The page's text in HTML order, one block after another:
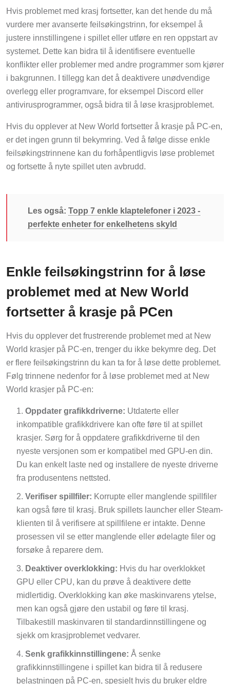
Hvis problemet med krasj fortsetter, kan det hende du må
vurdere mer avanserte feilsøkingstrinn, for eksempel å
justere innstillingene i spillet eller utføre en ren oppstart av
systemet. Dette kan bidra til å identifisere eventuelle
konflikter eller problemer med andre programmer som kjører
i bakgrunnen. I tillegg kan det å deaktivere unødvendige
overlegg eller programvare, for eksempel Discord eller
antivirusprogrammer, også bidra til å løse krasjproblemet.
Hvis du opplever at New World fortsetter å krasje på PC-en,
er det ingen grunn til bekymring. Ved å følge disse enkle
feilsøkingstrinnene kan du forhåpentligvis løse problemet
og fortsette å nyte spillet uten avbrudd.
Les også: Topp 7 enkle klaptelefoner i 2023 -
perfekte enheter for enkelhetens skyld
Enkle feilsøkingstrinn for å løse
problemet med at New World
fortsetter å krasje på PCen
Hvis du opplever det frustrerende problemet med at New
World krasjer på PC-en, trenger du ikke bekymre deg. Det
er flere feilsøkingstrinn du kan ta for å løse dette problemet.
Følg trinnene nedenfor for å løse problemet med at New
World krasjer på PC-en:
Oppdater grafikkdriverne: Utdaterte eller
inkompatible grafikkdrivere kan ofte føre til at spillet
krasjer. Sørg for å oppdatere grafikkdriverne til den
nyeste versjonen som er kompatibel med GPU-en din.
Du kan enkelt laste ned og installere de nyeste driverne
fra produsentens nettsted.
Verifiser spillfiler: Korrupte eller manglende spillfiler
kan også føre til krasj. Bruk spillets launcher eller Steam-
klienten til å verifisere at spillfilene er intakte. Denne
prosessen vil se etter manglende eller ødelagte filer og
forsøke å reparere dem.
Deaktiver overklokking: Hvis du har overklokket
GPU eller CPU, kan du prøve å deaktivere dette
midlertidig. Overklokking kan øke maskinvarens ytelse,
men kan også gjøre den ustabil og føre til krasj.
Tilbakestill maskinvaren til standardinnstillingene og
sjekk om krasjproblemet vedvarer.
Senk grafikkinnstillingene: Å senke
grafikkinnstillingene i spillet kan bidra til å redusere
belastningen på PC-en, spesielt hvis du bruker eldre